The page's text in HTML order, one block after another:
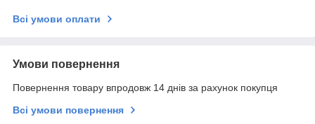
Всі умови оплати
Умови повернення
Повернення товару впродовж 14 днів за рахунок покупця
Всі умови повернення